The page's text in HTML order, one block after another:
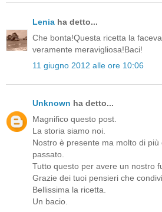
Lenia ha detto...
Che bonta!Questa ricetta la
veramente meravigliosa!Baci!
11 giugno 2012 alle ore 10:06
Unknown ha detto...
Magnifico questo post.
La storia siamo noi.
Nostro è presente ma molto di
passato.
Tutto questo per avere un nostro
Grazie dei tuoi pensieri che
Bellissima la ricetta.
Un bacio.